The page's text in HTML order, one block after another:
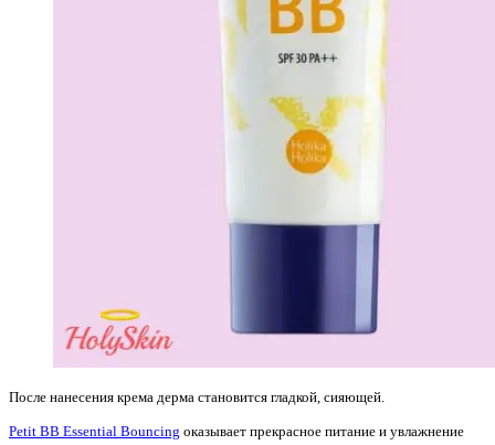
После нанесения крема дерма становится гладкой, сияющей.
Petit BB Essential Bouncing оказывает прекрасное питание и увлажнение